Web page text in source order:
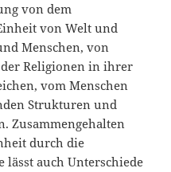
von dem
von Welt und
Menschen, von
der Religionen in ihrer
vom Menschen
Strukturen und
Zusammengehalten
durch die
lässt auch Unterschiede